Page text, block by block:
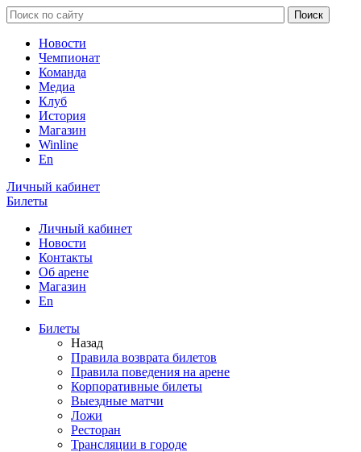
Новости
Чемпионат
Команда
Медиа
Клуб
История
Магазин
Winline
En
Личный кабинет
Билеты
Личный кабинет
Новости
Контакты
Об арене
Магазин
En
Билеты
Назад
Правила возврата билетов
Правила поведения на арене
Корпоративные билеты
Выездные матчи
Ложи
Ресторан
Трансляции в городе